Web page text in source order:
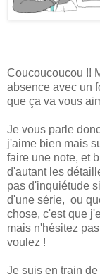
Coucoucoucou !!
absence avec un
que ça va vous
Je vous parle
j'aime bien mais
faire une note, et
d'autant les
pas d'inquiétude
d'une série, ou
chose, c'est que
mais n'hésitez
voulez !
Je suis en train